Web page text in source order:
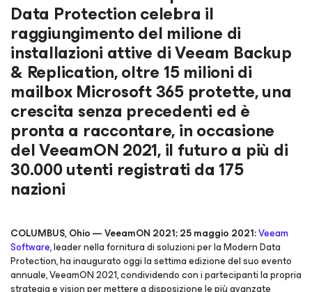
Data Protection celebra il
raggiungimento del milione di
installazioni attive di Veeam Backup
& Replication, oltre 15 milioni di
mailbox Microsoft 365 protette, una
crescita senza precedenti ed è
pronta a raccontare, in occasione
del VeeamON 2021, il futuro a più di
30.000 utenti registrati da 175
nazioni
COLUMBUS, Ohio — VeeamON 2021; 25 maggio 2021:Veeam
Software, leader nella fornitura di soluzioni per la Modern Data
Protection, ha inaugurato oggi la settima edizione del suo evento
annuale, VeeamON 2021, condividendo con i partecipanti la propria